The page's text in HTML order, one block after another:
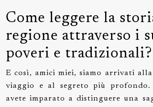
Come leggere la
regione attraverso i
poveri e tradizionali?
E così, amici miei, siamo arrivati
viaggio e al segreto più
avete imparato a distinguere una